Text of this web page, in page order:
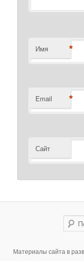
Имя *
Email *
Сайт
Поиск
Материалы сайта в